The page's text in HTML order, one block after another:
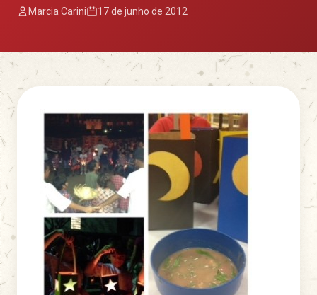
Marcia Carini 17 de junho de 2012